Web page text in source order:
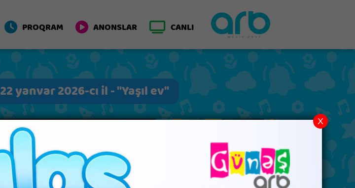
PROQRAM ANONSLAR CANLI
yanvar 2026-cı il - "Yaşıl ev"
X